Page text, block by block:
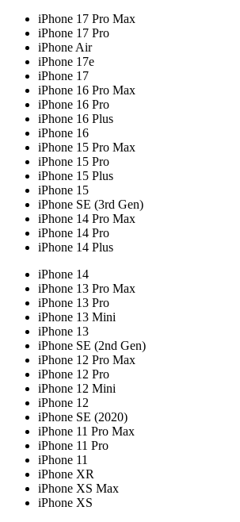
iPhone 17 Pro Max
iPhone 17 Pro
iPhone Air
iPhone 17e
iPhone 17
iPhone 16 Pro Max
iPhone 16 Pro
iPhone 16 Plus
iPhone 16
iPhone 15 Pro Max
iPhone 15 Pro
iPhone 15 Plus
iPhone 15
iPhone SE (3rd Gen)
iPhone 14 Pro Max
iPhone 14 Pro
iPhone 14 Plus
iPhone 14
iPhone 13 Pro Max
iPhone 13 Pro
iPhone 13 Mini
iPhone 13
iPhone SE (2nd Gen)
iPhone 12 Pro Max
iPhone 12 Pro
iPhone 12 Mini
iPhone 12
iPhone SE (2020)
iPhone 11 Pro Max
iPhone 11 Pro
iPhone 11
iPhone XR
iPhone XS Max
iPhone XS